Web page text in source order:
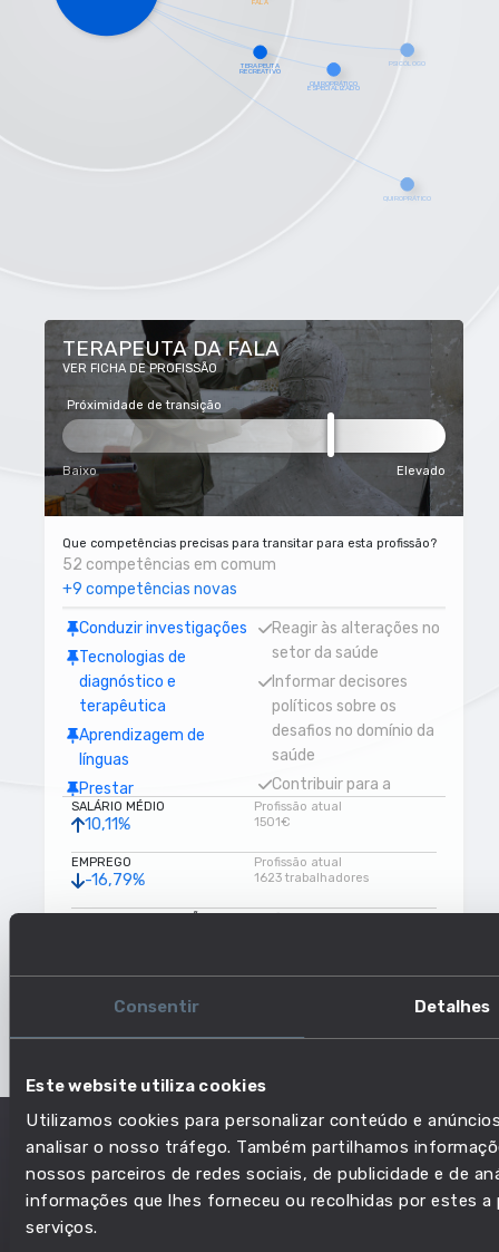
Consentir Detalhes
Este website utiliza cookies
Utilizamos cookies para personalizar conteúdo e
analisar o nosso tráfego. Também partilhamos
nossos parceiros de redes sociais, de publicidade e de
informações que lhes forneceu ou recolhidas por estes
serviços.
TERAPEUTA DA FALA
VER FICHA DE PROFISSÃO
Próximidade de transição
Baixo Elevado
Que competências precisas para transitar para esta profissão?
52 competências em comum
+9 competências novas
Conduzir investigações
Tecnologias de
diagnóstico e
terapêutica
Aprendizagem de
línguas
Prestar
aconselhamento sobre
familiares ou sociais
Fazer
acompanhamento e
disciplinares não
específicas
Técnicas da fala
Reagir às alterações no
setor da saúde
Informar decisores
políticos sobre os
desafios no domínio da
saúde
Contribuir para a
continuidade de
Respeitar código de
conduta
Psicologia
Enfermagem geral e
Medicina
Fornecer terapias
psicológicas e
ocupacionais
SALÁRIO MÉDIO
10,11%
Profissão atual
1501€
EMPREGO
-16,79%
Profissão atual
1623 trabalhadores
RISCO DE AUTOMAÇÃO
Profissão atual
NÍVEL DE EDUCAÇÃO
Profissão atual